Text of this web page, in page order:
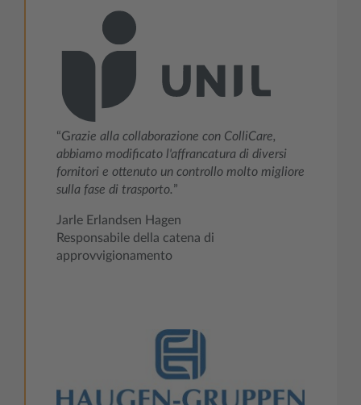
“Grazie alla collaborazione con ColliCare,
abbiamo modificato l'affrancatura di diversi
fornitori e ottenuto un controllo molto migliore
sulla fase di trasporto.”
Jarle Erlandsen Hagen
Responsabile della catena di
approvvigionamento